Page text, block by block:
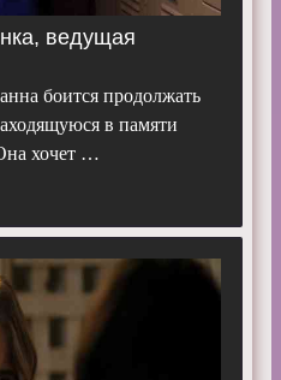
ведущая
боится продолжать
в памяти
хочет …